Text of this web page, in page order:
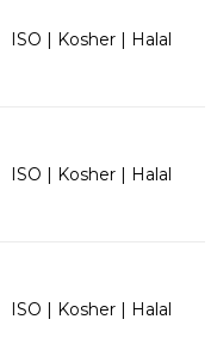
ISO | Kosher | Halal
ISO | Kosher | Halal
ISO | Kosher | Halal